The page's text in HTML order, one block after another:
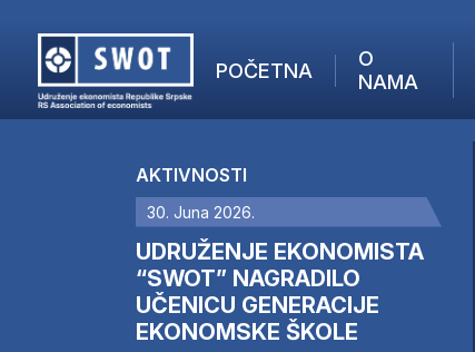
POČETNA
O
NAMA
AKTUELNO
ANALIZE
KOMPANIJE
FINANSIJE
IZ STRANIH MEDIJA
AKTIVNOSTI
30. Juna 2026.
UDRUŽENJE EKONOMISTA
“SWOT” NAGRADILO
UČENICU GENERACIJE
EKONOMSKE ŠKOLE